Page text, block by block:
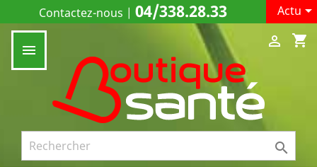
Contactez-nous | 04/338.28.33 Actu

shopping_cart

